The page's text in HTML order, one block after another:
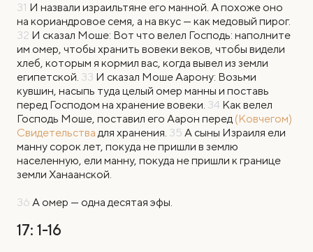
31 И назвали израильтяне его манной. А похоже оно
на кориандровое семя, а на вкус — как медовый пирог.
32 И сказал Моше: Вот что велел Господь: наполните
им омер, чтобы хранить вовеки веков, чтобы видели
хлеб, которым я кормил вас, когда вывел из земли
египетской. 33 И сказал Моше Аарону: Возьми
кувшин, насыпь туда целый омер манны и поставь
перед Господом на хранение вовеки. 34 Как велел
Господь Моше, поставил его Аарон перед (Ковчегом)
Свидетельствадля хранения. 35 А сыны Израиля ели
манну сорок лет, покуда не пришли в землю
населенную, ели манну, покуда не пришли к границе
земли Ханаанской.
36 А омер — одна десятая эфы.
17: 1-16